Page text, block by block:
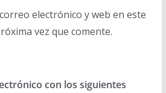
electrónico y web en este
vez que comente.
con los siguientes